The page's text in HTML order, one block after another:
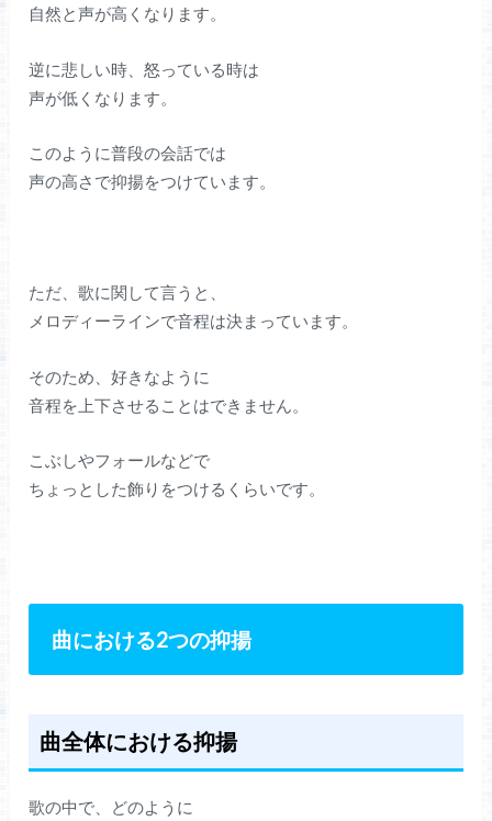
自然と声が高くなります。
逆に悲しい時、怒っている時は
声が低くなります。
このように普段の会話では
声の高さで抑揚をつけています。
ただ、歌に関して言うと、
メロディーラインで音程は決まっています。
そのため、好きなように
音程を上下させることはできません。
こぶしやフォールなどで
ちょっとした飾りをつけるくらいです。
曲における2つの抑揚
曲全体における抑揚
歌の中で、どのように